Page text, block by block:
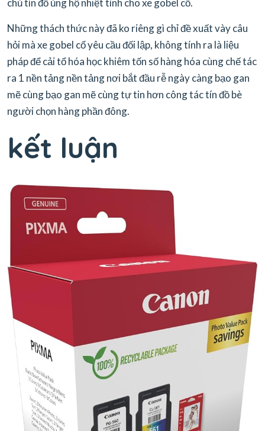
chủ tín đồ ủng hộ nhiệt tình cho xe gobel cổ.
Những thách thức này đã ko riêng gì chỉ đề xuất vày câu
hỏi mà xe gobel cổ yêu cầu đối lập, không tính ra là liệu
pháp để cải tổ hóa học khiêm tốn số hàng hóa cùng chế tác
ra 1 nền tảng nền tảng nơi bắt đầu rễ ngày càng bạo gan
mẽ cùng bạo gan mẽ cùng tự tin hơn công tác tín đồ bè
người chọn hàng phần đông.
kết luận